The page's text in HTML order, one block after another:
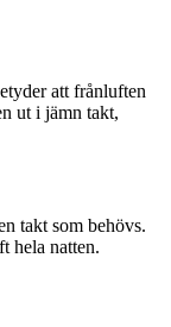
att frånluften
ut i jämn takt,
takt som behövs.
hela natten.